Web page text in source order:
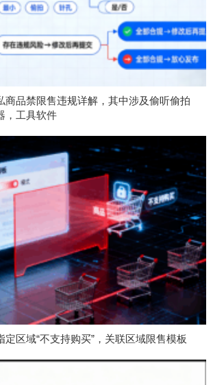
商品禁限售违规详解，其中涉及偷听偷拍
，工具软件
区域“不支持购买”，关联区域限售模板